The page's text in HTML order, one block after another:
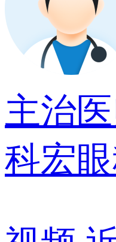
主治
科宏